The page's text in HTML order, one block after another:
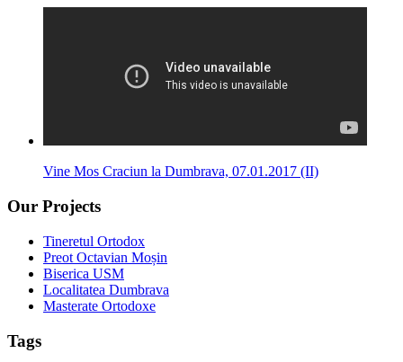
Vine Mos Craciun la Dumbrava, 07.01.2017 (II)
Our Projects
Tineretul Ortodox
Preot Octavian Moșin
Biserica USM
Localitatea Dumbrava
Masterate Ortodoxe
Tags